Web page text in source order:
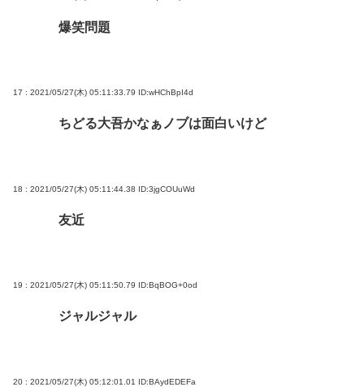
爆笑問題
17 : 2021/05/27(木) 05:11:33.79 ID:wHChBpI4d
ちどる大吾かなぁノブは面白いけど
18 : 2021/05/27(木) 05:11:44.38 ID:3jgCOUuWd
友近
19 : 2021/05/27(木) 05:11:50.79 ID:BqBOG+0od
ジャルジャル
20 : 2021/05/27(木) 05:12:01.01 ID:BAydEDEFa